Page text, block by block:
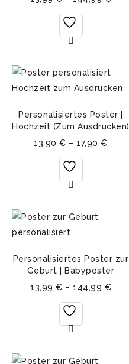
Personalisiertes Poster |
Hochzeit (Zum Ausdrucken)
13,90€ –17,90€
Personalisiertes Poster zur
Geburt | Babyposter
13,99 € – 144,99 €